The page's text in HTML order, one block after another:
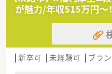
が魅力/年収515万円～
新卒可 未経験可 ブラ